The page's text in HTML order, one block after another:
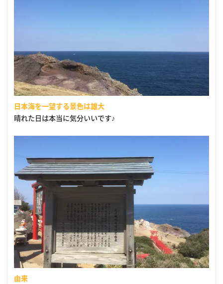
日本海を一望する景色は雄大
晴れた日は本当に気分いいです♪
由来